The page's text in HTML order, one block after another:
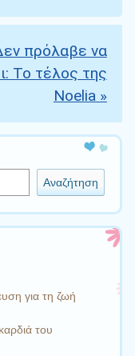
πρόλαβε να
Το τέλος της
Noelia »
Αναζήτηση
για τη ζωή
του